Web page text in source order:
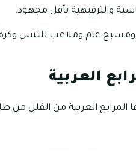
والترفيهية بأقل مجهود.
عام وملاعب للتنس
العربية